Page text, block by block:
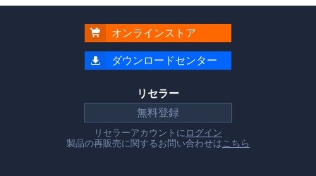
 オンラインストア
 ダウンロードセンター
リセラー
無料登録
リセラーアカウントに ログイン
製品の再販売に関するお問い合わせは こちら